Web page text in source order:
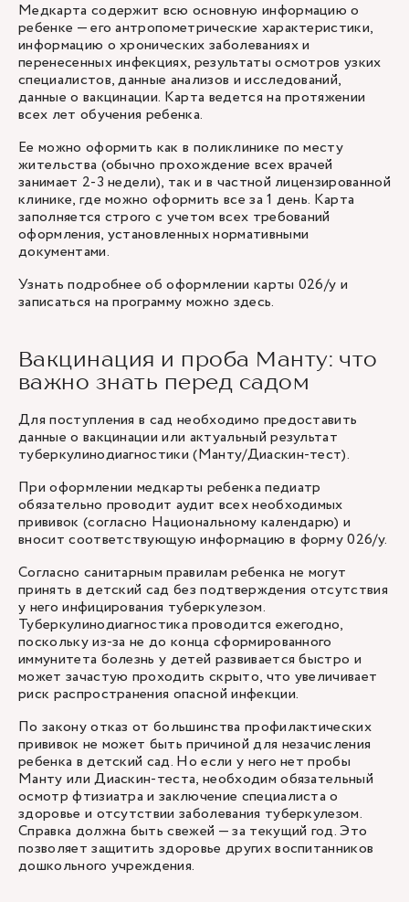
Медкарта содержит всю основную информацию о
ребенке — его антропометрические характеристики,
информацию о хронических заболеваниях и
перенесенных инфекциях, результаты осмотров узких
специалистов, данные анализов и исследований,
данные о вакцинации. Карта ведется на протяжении
всех лет обучения ребенка.
Ее можно оформить как в поликлинике по месту
жительства (обычно прохождение всех врачей
занимает 2-3 недели), так и в частной лицензированной
клинике, где можно оформить все за 1 день. Карта
заполняется строго с учетом всех требований
оформления, установленных нормативными
документами.
Узнать подробнее об оформлении карты 026/у и
записаться на программу можно здесь.
Вакцинация и проба Манту: что
важно знать перед садом
Для поступления в сад необходимо предоставить
данные о вакцинации или актуальный результат
туберкулинодиагностики (Манту/Диаскин-тест).
При оформлении медкарты ребенка педиатр
обязательно проводит аудит всех необходимых
прививок (согласно Национальному календарю) и
вносит соответствующую информацию в форму 026/у.
Согласно санитарным правилам ребенка не могут
принять в детский сад без подтверждения отсутствия
у него инфицирования туберкулезом.
Туберкулинодиагностика проводится ежегодно,
поскольку из-за не до конца сформированного
иммунитета болезнь у детей развивается быстро и
может зачастую проходить скрыто, что увеличивает
риск распространения опасной инфекции.
По закону отказ от большинства профилактических
прививок не может быть причиной для незачисления
ребенка в детский сад. Но если у него нет пробы
Манту или Диаскин-теста, необходим обязательный
осмотр фтизиатра и заключение специалиста о
здоровье и отсутствии заболевания туберкулезом.
Справка должна быть свежей — за текущий год. Это
позволяет защитить здоровье других воспитанников
дошкольного учреждения.